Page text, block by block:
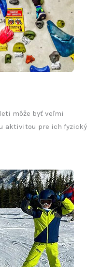
môže byť veľmi
aktivitou pre ich fyzický